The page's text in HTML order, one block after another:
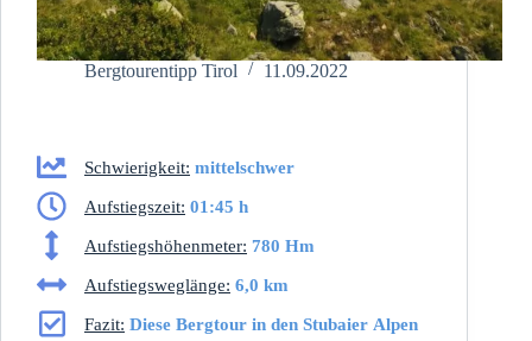
Bergtourentipp Tirol 11.09.2022
Schwierigkeit: mittelschwer
Aufstiegszeit: 01:45 h
Aufstiegshöhenmeter: 780 Hm
Aufstiegsweglänge: 6,0 km
Fazit: Diese Bergtour in den Stubaier Alpen